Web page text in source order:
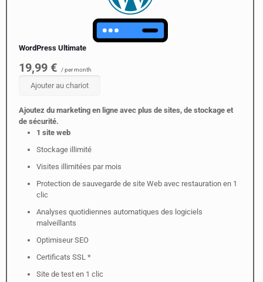
WordPress Ultimate
19,99 € / per month
Ajouter au chariot
Ajoutez du marketing en ligne avec plus de sites, de stockage et
de sécurité.
1 site web
Stockage illimité
Visites illimitées par mois
Protection de sauvegarde de site Web avec restauration en 1
clic
Analyses quotidiennes automatiques des logiciels
malveillants
Optimiseur SEO
Certificats SSL *
Site de test en 1 clic